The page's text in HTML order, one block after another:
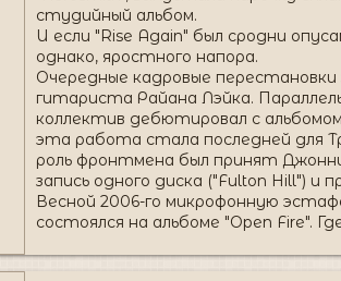
студийный альбом.
И если "Rise Again" был сродни
однако, яростного напора.
Очередные кадровые
гитариста Райана Лэйка.
коллектив дебютировал с
эта работа стала последней для
роль фронтмена был принят
запись одного диска ("Fulton Hill") и
Весной 2006-го микрофонную
состоялся на альбоме "Open Fire".